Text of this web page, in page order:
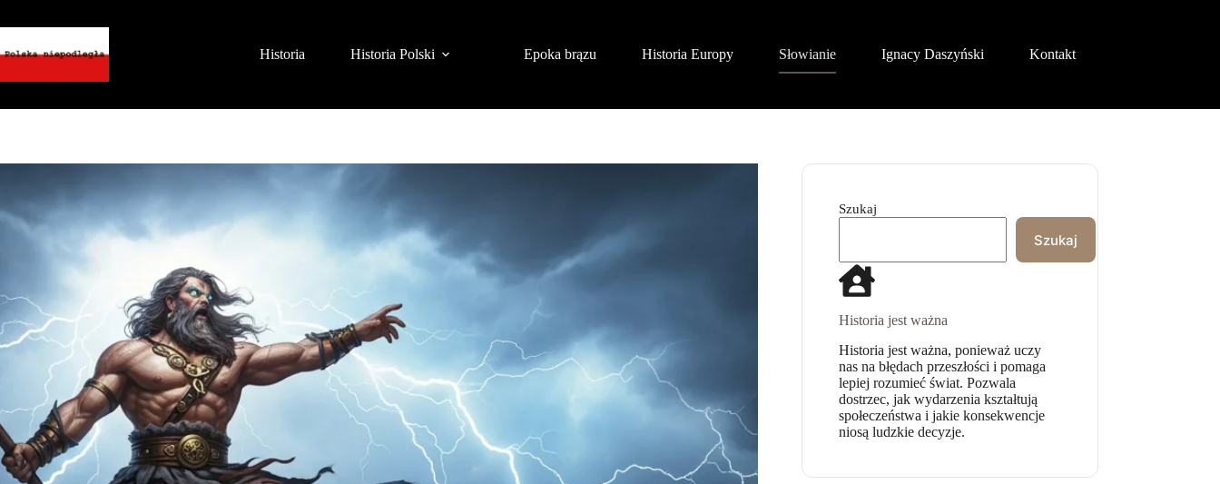
Historia
Historia Polski Epoka brązu Historia Europy Słowianie Ignacy Daszyński Kontakt
Szukaj
Szukaj
Historia jest ważna
Historia jest ważna, ponieważ uczy
nas na błędach przeszłości i pomaga
lepiej rozumieć świat. Pozwala
dostrzec, jak wydarzenia kształtują
społeczeństwa i jakie konsekwencje
niosą ludzkie decyzje.